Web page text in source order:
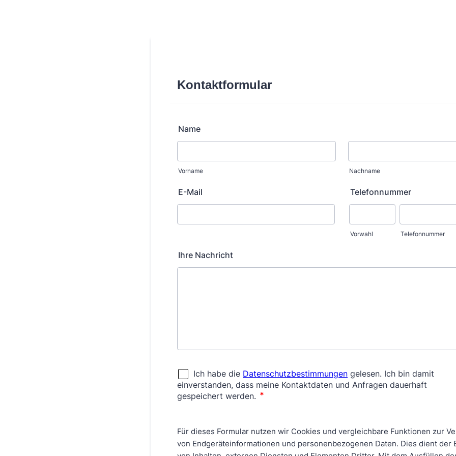
Kontaktformular
Name
Vorname Nachname
E-Mail Telefonnummer
Vorwahl Telefonnummer
Ihre Nachricht
Für dieses Formular nutzen wir Cookies und vergleichbare Funktionen zur
von Endgeräteinformationen und personenbezogenen Daten. Dies dient der